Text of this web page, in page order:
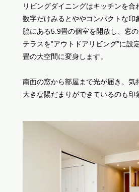
リビングダイニングはキッチンを合
数字だけみるとややコンパクトな印
脇にある5.9畳の個室を開放し、窓
テラスを”アウトドアリビング”に設
畳の大空間に変身します。
南面の窓から部屋まで光が届き、気
大きな陽だまりができているのも印